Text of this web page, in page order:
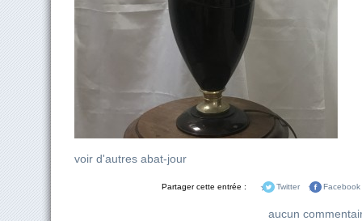
voir d'autres abat-jour
Partager cette entrée : Twitter Facebook
aucun